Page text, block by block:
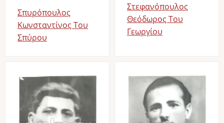
Σπυρόπουλος
Κωνσταντίνος Του
Σπύρου
Στεφανόπουλος
Θεόδωρος Του
Γεωργίου
Image Image